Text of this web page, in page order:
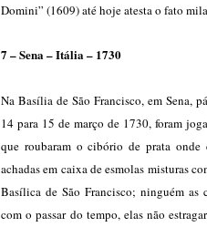
Domini” (1609) até hoje atesta o fato
7 – Sena – Itália – 1730
Na Basília de São Francisco, em Sena,
14 para 15 de março de 1730, foram
que roubaram o cibório de prata onde
achadas em caixa de esmolas misturas
Basílica de São Francisco; ninguém
com o passar do tempo, elas não